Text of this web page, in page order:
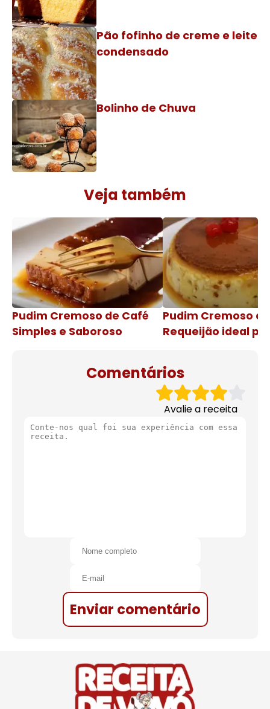
Pão fofinho de creme e leite
condensado
Bolinho de Chuva
Veja também
Pudim Cremoso de Café
Simples e Saboroso
Pudim Cremoso
Requeijão ideal
Comentários
Avalie a receita
Enviar comentário